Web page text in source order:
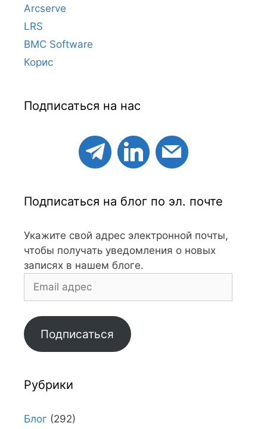
Arcserve
LRS
BMC Software
Корис
Подписаться на нас
Подписаться на блог по эл. почте
Укажите свой адрес электронной почты,
чтобы получать уведомления о новых
записях в нашем блоге.
адрес
Подписаться
Рубрики
Блог (292)